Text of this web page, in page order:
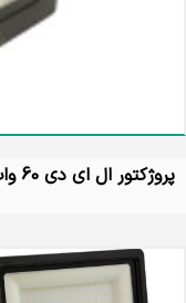
پروژکتور ال ای دی 60 وات امگا